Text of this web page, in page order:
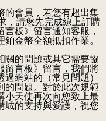
的會員，若您有超出集
，請您先完成線上訂購
板》留言通知客服，
金幣全額抵扣作業。
關的問題或其它需要協
留言板》留言，我們將
網站的（常見問題）
的問題。對於此次規範
小天使再次向您致上最
城的支持與愛護，祝您